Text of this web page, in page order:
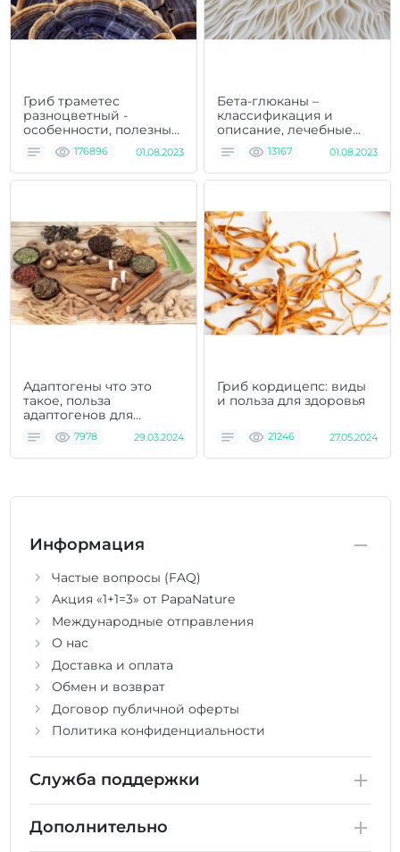
Гриб траметес
разноцветный -
особенности, полезные
свойства и способ
применения
176896 01.08.2023
Бета-глюканы –
классификация и
описание, лечебные
свойства, способ
применения и отзывы
врачей
13167 01.08.2023
Адаптогены что это
такое, польза
адаптогенов для
организма человека
7978 29.03.2024
Гриб кордицепс: виды
и польза для здоровья
21246 27.05.2024
Информация
Частые вопросы (FAQ)
Акция «1+1=3» от PapaNature
Международные отправления
О нас
Доставка и оплата
Обмен и возврат
Договор публичной оферты
Политика конфиденциальности
Служба поддержки
Дополнительно